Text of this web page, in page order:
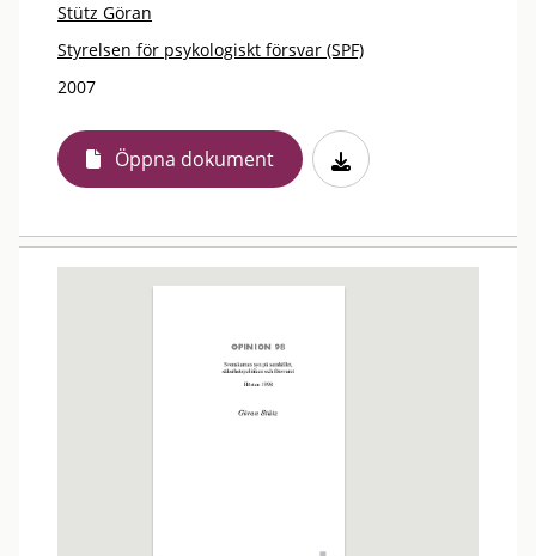
Stütz Göran
Styrelsen för psykologiskt försvar (SPF)
2007
Öppna dokument